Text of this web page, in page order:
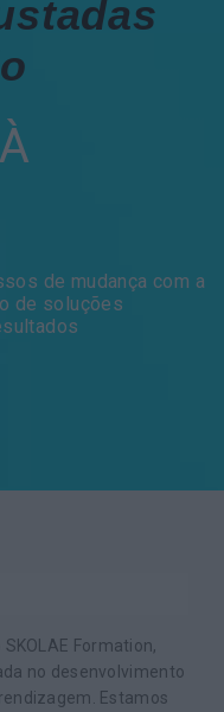
de mudança com a
de soluções
Formation,
no desenvolvimento
Estamos